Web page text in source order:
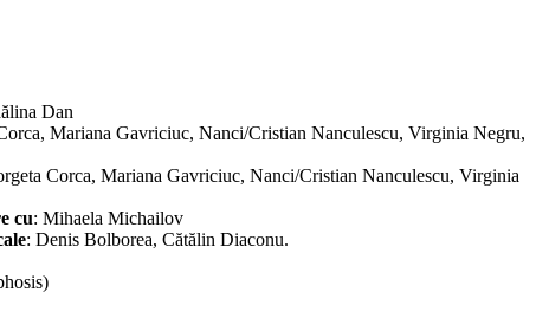
Dan
Mariana Gavriciuc, Nanci/Cristian Nanculescu, Virginia Negru,
Corca, Mariana Gavriciuc, Nanci/Cristian Nanculescu, Virginia
cu: Mihaela Michailov
: Denis Bolborea, Cătălin Diaconu.